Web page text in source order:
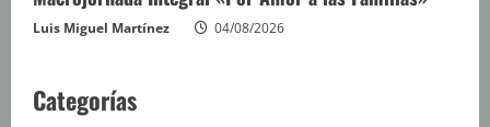
Luis Miguel Martínez 04/08/2026
Categorías